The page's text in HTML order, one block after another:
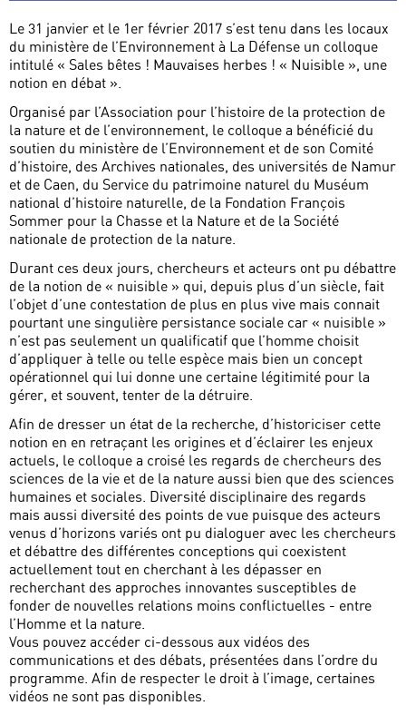
Le 31 janvier et le 1er février 2017 s’est tenu dans les locaux
du ministère de l’Environnement à La Défense un colloque
intitulé « Sales bêtes ! Mauvaises herbes ! « Nuisible », une
notion en débat ».
Organisé par l’Association pour l’histoire de la protection de
la nature et de l’environnement, le colloque a bénéficié du
soutien du ministère de l’Environnement et de son Comité
d’histoire, des Archives nationales, des universités de Namur
et de Caen, du Service du patrimoine naturel du Muséum
national d’histoire naturelle, de la Fondation François
Sommer pour la Chasse et la Nature et de la Société
nationale de protection de la nature.
Durant ces deux jours, chercheurs et acteurs ont pu débattre
de la notion de « nuisible » qui, depuis plus d’un siècle, fait
l’objet d’une contestation de plus en plus vive mais connait
pourtant une singulière persistance sociale car « nuisible »
n’est pas seulement un qualificatif que l’homme choisit
d’appliquer à telle ou telle espèce mais bien un concept
opérationnel qui lui donne une certaine légitimité pour la
gérer, et souvent, tenter de la détruire.
Afin de dresser un état de la recherche, d’historiciser cette
notion en en retraçant les origines et d’éclairer les enjeux
actuels, le colloque a croisé les regards de chercheurs des
sciences de la vie et de la nature aussi bien que des sciences
humaines et sociales. Diversité disciplinaire des regards
mais aussi diversité des points de vue puisque des acteurs
venus d’horizons variés ont pu dialoguer avec les chercheurs
et débattre des différentes conceptions qui coexistent
actuellement tout en cherchant à les dépasser en
recherchant des approches innovantes susceptibles de
fonder de nouvelles relations moins conflictuelles - entre
l’Homme et la nature.
Vous pouvez accéder ci-dessous aux vidéos des
communications et des débats, présentées dans l’ordre du
programme. Afin de respecter le droit à l’image, certaines
vidéos ne sont pas disponibles.